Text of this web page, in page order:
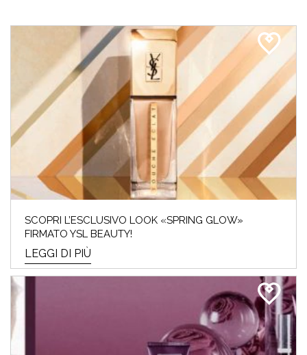
SCOPRI L’ESCLUSIVO LOOK «SPRING GLOW»
FIRMATO YSL BEAUTY!
LEGGI DI PIÙ